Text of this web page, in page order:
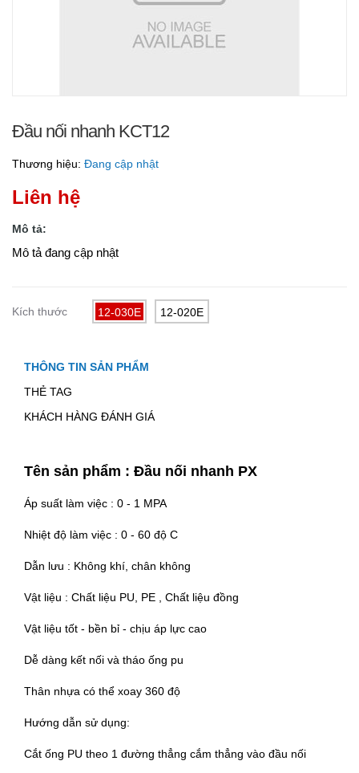
Đầu nối nhanh KCT12
Thương hiệu: Đang cập nhật
Liên hệ
Mô tả:
Mô tả đang cập nhật
Kích thước 12-030E 12-020E
THÔNG TIN SẢN PHẨM
THẺ TAG
KHÁCH HÀNG ĐÁNH GIÁ
Tên sản phẩm : Đầu nối nhanh PX
Áp suất làm việc : 0 - 1 MPA
Nhiệt độ làm việc : 0 - 60 độ C
Dẫn lưu : Không khí, chân không
Vật liệu : Chất liệu PU, PE , Chất liệu đồng
Vật liệu tốt - bền bỉ - chịu áp lực cao
Dễ dàng kết nối và tháo ống pu
Thân nhựa có thể xoay 360 độ
Hướng dẫn sử dụng:
Cắt ống PU theo 1 đường thẳng cắm thẳng vào đầu nối